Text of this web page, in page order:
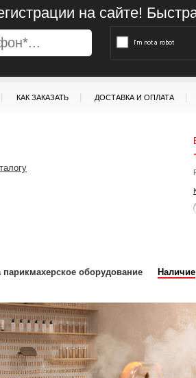
на сайте!
КАК ЗАКАЗАТЬ ДОСТАВКА И ОПЛАТА
парикмахерское оборудование Наличие